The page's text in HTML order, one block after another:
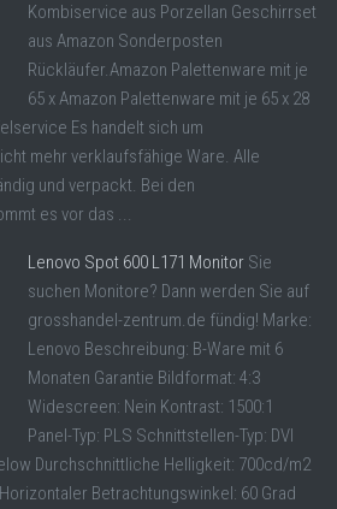
Kombiservice aus Porzellan Geschirrset
aus Amazon Sonderposten
Rückläufer.Amazon Palettenware mit je
65 x Amazon Palettenware mit je 65 x 28
Es handelt sich um
mehr verklaufsfähige Ware. Alle
und verpackt. Bei den
es vor das ...
Lenovo Spot 600 L171 Monitor Sie
suchen Monitore? Dann werden Sie auf
grosshandel-zentrum.de fündig! Marke:
Lenovo Beschreibung: B-Ware mit 6
Monaten Garantie Bildformat: 4:3
Widescreen: Nein Kontrast: 1500:1
Panel-Typ: PLS Schnittstellen-Typ: DVI
Durchschnittliche Helligkeit: 700cd/m2
Betrachtungswinkel: 60 Grad